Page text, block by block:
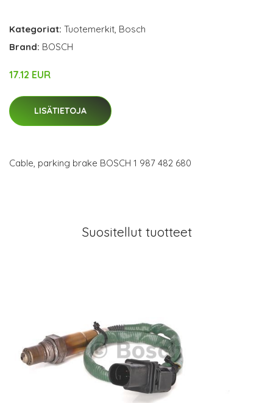
Kategoriat: Tuotemerkit, Bosch
Brand: BOSCH
17.12 EUR
LISÄTIETOJA
Cable, parking brake BOSCH 1 987 482 680
Suositellut tuotteet